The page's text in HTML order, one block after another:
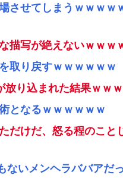
させてしまうｗｗｗｗ
描写が絶えないｗｗｗ
取り戻すｗｗｗｗｗｗ
放り込まれた結果ｗｗ
となるｗｗｗｗｗｗ
だけだ、怒る程のこと
ないメンヘラババアだ